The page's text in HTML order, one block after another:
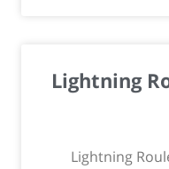
Lightning
Lightning